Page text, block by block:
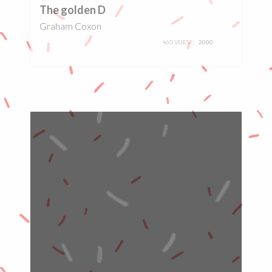
The golden D
Graham Coxon
460 VUES 2000